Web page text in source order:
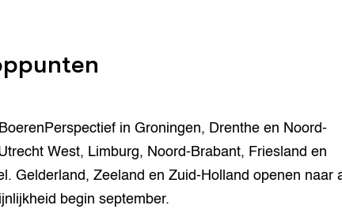
in Groningen, Drenthe en Noord-
West, Limburg, Noord-Brabant, Friesland en
Gelderland, Zeeland en Zuid-Holland openen naar
begin september.